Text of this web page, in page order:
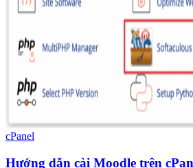
cPanel
Hướng dẫn cài Moodle trên